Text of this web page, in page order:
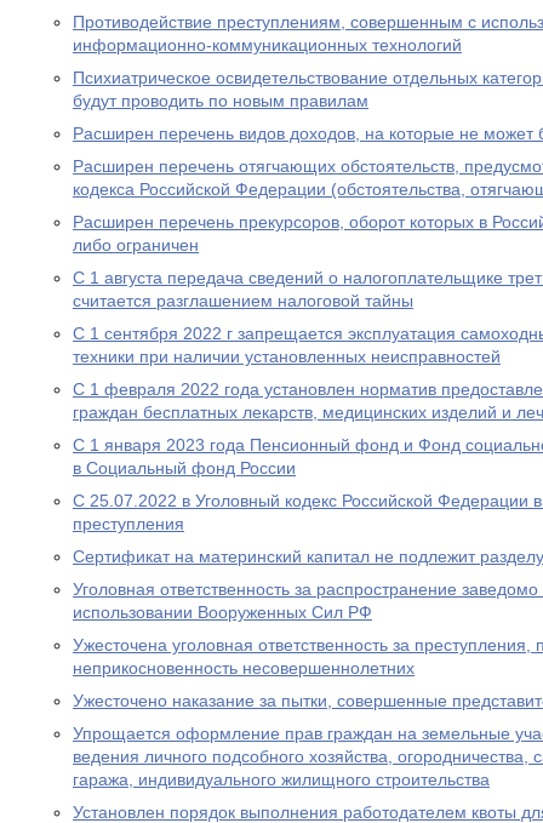
Противодействие преступлениям, совершенным с
информационно-коммуникационных технологий
Психиатрическое освидетельствование отдельных
будут проводить по новым правилам
Расширен перечень видов доходов, на которые не может
Расширен перечень отягчающих обстоятельств,
кодекса Российской Федерации (обстоятельства,
Расширен перечень прекурсоров, оборот которых в
либо ограничен
С 1 августа передача сведений о налогоплательщике
считается разглашением налоговой тайны
С 1 сентября 2022 г запрещается эксплуатация
техники при наличии установленных неисправностей
С 1 февраля 2022 года установлен норматив
граждан бесплатных лекарств, медицинских изделий и
С 1 января 2023 года Пенсионный фонд и Фонд
в Социальный фонд России
С 25.07.2022 в Уголовный кодекс Российской Федерации
преступления
Сертификат на материнский капитал не подлежит
Уголовная ответственность за распространение
использовании Вооруженных Сил РФ
Ужесточена уголовная ответственность за
неприкосновенность несовершеннолетних
Ужесточено наказание за пытки, совершенные
Упрощается оформление прав граждан на земельные
ведения личного подсобного хозяйства, огородничества,
гаража, индивидуального жилищного строительства
Установлен порядок выполнения работодателем квоты